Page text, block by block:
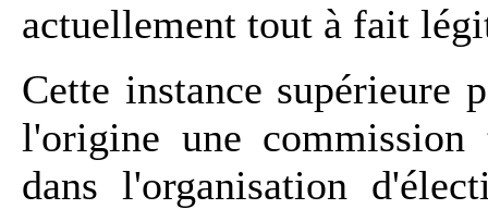
actuellement tout à fait
Cette instance supérieure
l'origine une commission
dans l'organisation